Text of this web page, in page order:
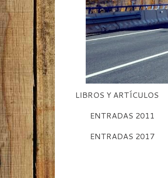
LIBROS Y ARTÍCULOS
ENTRADAS 2011
ENTRADAS 2017